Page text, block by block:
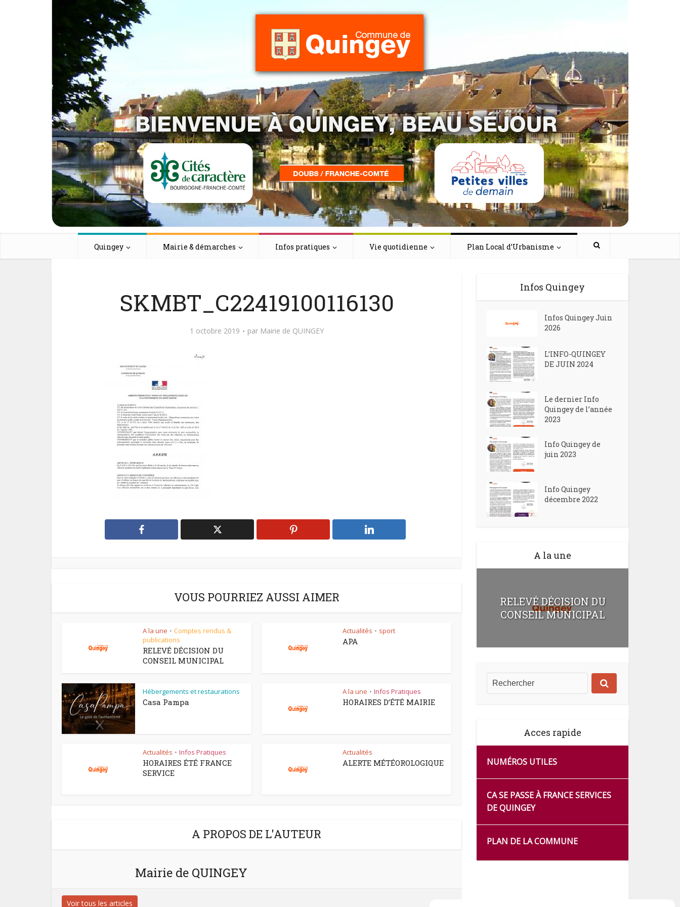
Quingey Mairie & démarches Infos pratiques Vie quotidienne Plan Local d’Urbanisme
SKMBT_C22419100116130
1 octobre 2019 par Mairie de QUINGEY
VOUS POURRIEZ AUSSI AIMER
A la une • Comptes rendus &
publications
RELEVÉ DÉCISION DU
CONSEIL MUNICIPAL
Actualités • sport
APA
Hébergements et restaurations
Casa Pampa
A la une • Infos Pratiques
HORAIRES D’ÉTÉ MAIRIE
Actualités • Infos Pratiques
HORAIRES ÉTÉ FRANCE
SERVICE
Actualités
ALERTE MÉTÉOROLOGIQUE
A PROPOS DE L'AUTEUR
Mairie de QUINGEY
Voir tous les articles
Infos Quingey
Infos Quingey Juin
2026
L’INFO-QUINGEY
DE JUIN 2024
Le dernier Info
Quingey de l’année
2023
Info Quingey de
juin 2023
Info Quingey
décembre 2022
A la une
RELEVÉ DÉCISION DU
CONSEIL MUNICIPAL
Acces rapide
NUMÉROS UTILES
CA SE PASSE À FRANCE SERVICES
DE QUINGEY
PLAN DE LA COMMUNE